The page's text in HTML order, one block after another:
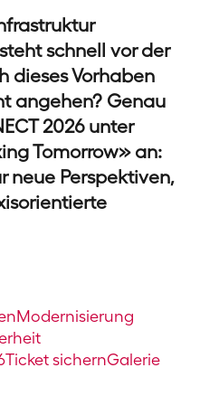
schnell vor der
dieses Vorhaben
angehen? Genau
2026 unter
Tomorrow» an:
neue Perspektiven,
Modernisierung
Ticket sichernGalerie